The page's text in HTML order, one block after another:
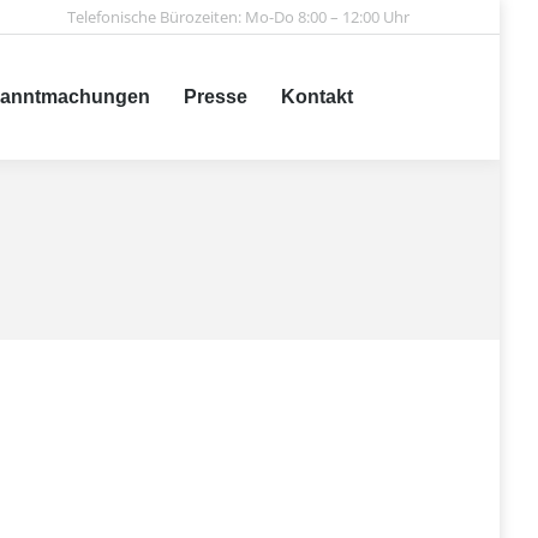
Telefonische Bürozeiten: Mo-Do 8:00 – 12:00 Uhr
Presse Kontakt